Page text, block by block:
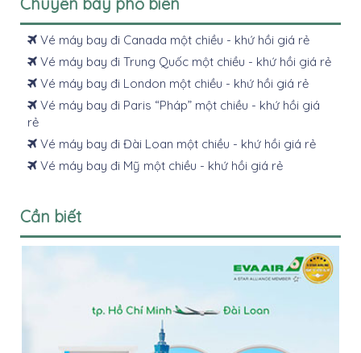
Vé máy bay đi Canada một chiều - khứ hồi giá rẻ
Vé máy bay đi Trung Quốc một chiều - khứ hồi giá rẻ
Vé máy bay đi London một chiều - khứ hồi giá rẻ
Vé máy bay đi Paris “Pháp” một chiều - khứ hồi giá
rẻ
Vé máy bay đi Đài Loan một chiều - khứ hồi giá rẻ
Vé máy bay đi Mỹ một chiều - khứ hồi giá rẻ
Cần biết